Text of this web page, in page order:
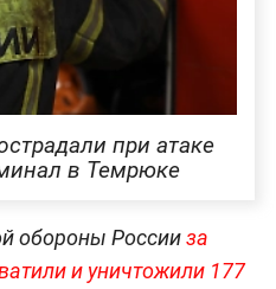
при атаке
в Темрюке
обороны Россииза
и уничтожили 177